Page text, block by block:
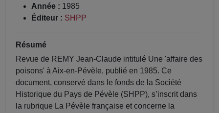
Année : 1985
Éditeur : SHPP
Résumé
Revue de REMY Jean-Claude intitulé Une 'affaire des
poisons' à Aix-en-Pévèle, publié en 1985. Ce
document, conservé dans le fonds de la Société
Historique du Pays de Pévèle (SHPP), s’inscrit dans
la rubrique La Pévèle française et concerne la